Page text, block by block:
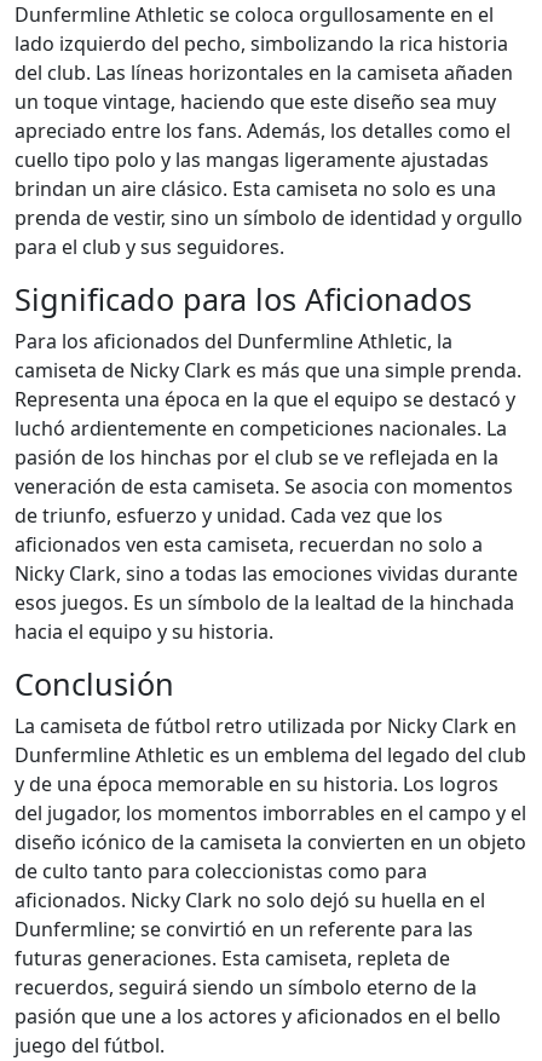
Dunfermline Athletic se coloca orgullosamente en el
lado izquierdo del pecho, simbolizando la rica historia
del club. Las líneas horizontales en la camiseta añaden
un toque vintage, haciendo que este diseño sea muy
apreciado entre los fans. Además, los detalles como el
cuello tipo polo y las mangas ligeramente ajustadas
brindan un aire clásico. Esta camiseta no solo es una
prenda de vestir, sino un símbolo de identidad y orgullo
para el club y sus seguidores.
Significado para los Aficionados
Para los aficionados del Dunfermline Athletic, la
camiseta de Nicky Clark es más que una simple prenda.
Representa una época en la que el equipo se destacó y
luchó ardientemente en competiciones nacionales. La
pasión de los hinchas por el club se ve reflejada en la
veneración de esta camiseta. Se asocia con momentos
de triunfo, esfuerzo y unidad. Cada vez que los
aficionados ven esta camiseta, recuerdan no solo a
Nicky Clark, sino a todas las emociones vividas durante
esos juegos. Es un símbolo de la lealtad de la hinchada
hacia el equipo y su historia.
Conclusión
La camiseta de fútbol retro utilizada por Nicky Clark en
Dunfermline Athletic es un emblema del legado del club
y de una época memorable en su historia. Los logros
del jugador, los momentos imborrables en el campo y el
diseño icónico de la camiseta la convierten en un objeto
de culto tanto para coleccionistas como para
aficionados. Nicky Clark no solo dejó su huella en el
Dunfermline; se convirtió en un referente para las
futuras generaciones. Esta camiseta, repleta de
recuerdos, seguirá siendo un símbolo eterno de la
pasión que une a los actores y aficionados en el bello
juego del fútbol.